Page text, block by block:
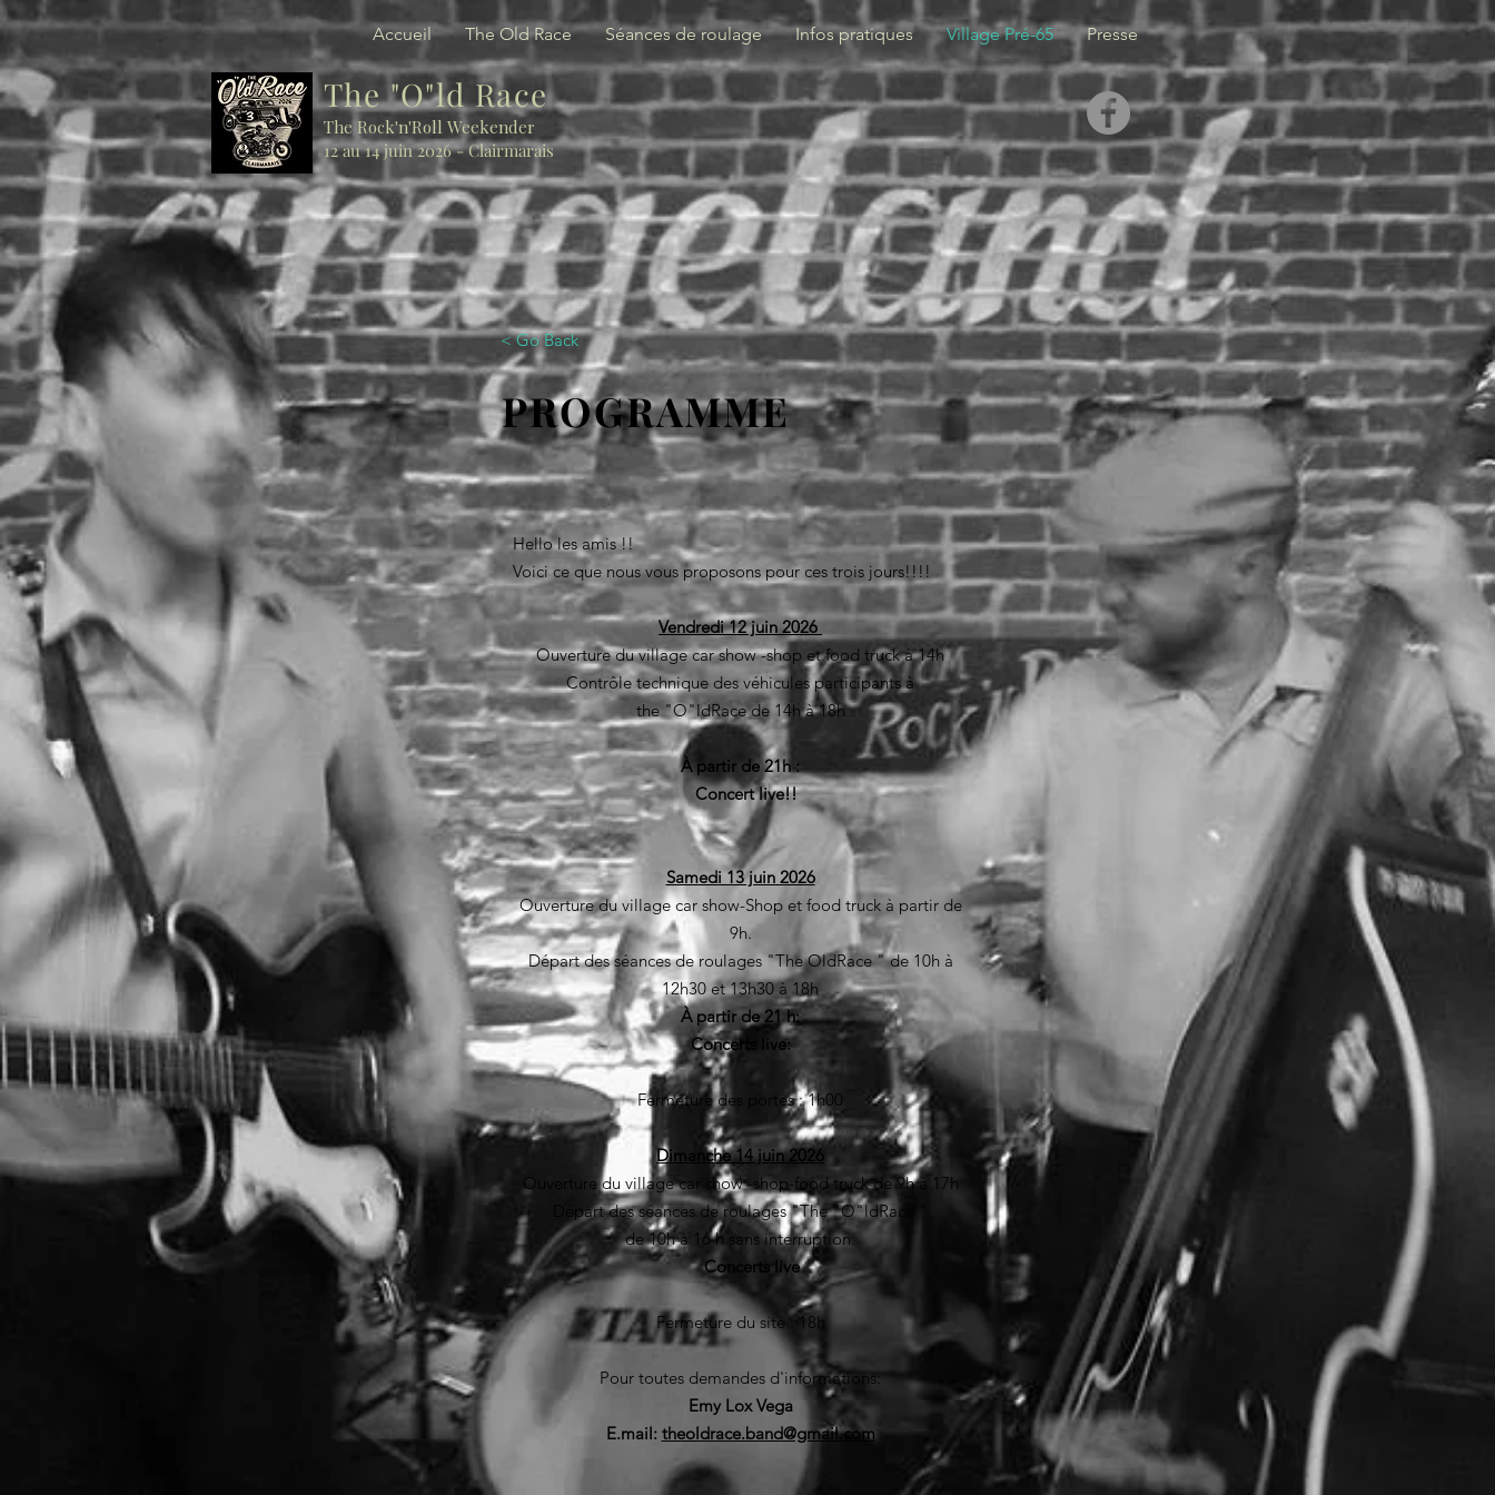
Accueil The Old Race Séances de roulage Infos pratiques Village Pré-65 Presse
The "O"ld Race
The Rock'n'Roll Weekender
12 au 14 juin 2026 - Clairmarais
< Go Back
PROGRAMME
Hello les amis !!
Voici ce que nous vous proposons pour ces trois jours!!!!
Vendredi 12 juin 2026
Ouverture du village car show -shop et food truck à 14h
Contrôle technique des véhicules participants à
the "O"ldRace de 14h à 18h
À partir de 21h :
Concert live!!
Samedi 13 juin 2026
Ouverture du village car show-Shop et food truck à partir de
9h.
Départ des séances de roulages "The OldRace " de 10h à
12h30 et 13h30 à 18h
À partir de 21 h:
Concerts live:
Fermeture des portes : 1h00
Dimanche 14 juin 2026
Ouverture du village car show -shop-food truck de 9h à 17h
Départ des séances de roulages "The "O"ldRace "
de 10h à 16 h sans interruption.
Concerts live
Fermeture du site : 18h
Pour toutes demandes d'informations:
Emy Lox Vega
E.mail: theoldrace.band@gmail.com